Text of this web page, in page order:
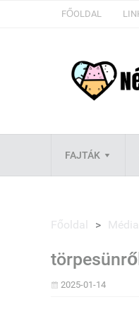
FŐOLDAL
FAJTÁK
Főoldal > Média
törpesünről
2025-01-14